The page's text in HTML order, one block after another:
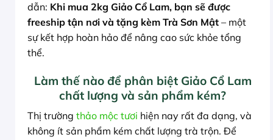
dẫn: Khi mua 2kg Giảo Cổ Lam, bạn sẽ được
freeship tận nơi và tặng kèm Trà Sơn Mật – một
sự kết hợp hoàn hảo để nâng cao sức khỏe tổng
thể.
Làm thế nào để phân biệt Giảo Cổ Lam
chất lượng và sản phẩm kém?
Thị trường thảo mộc tươi hiện nay rất đa dạng, và
không ít sản phẩm kém chất lượng trà trộn. Để